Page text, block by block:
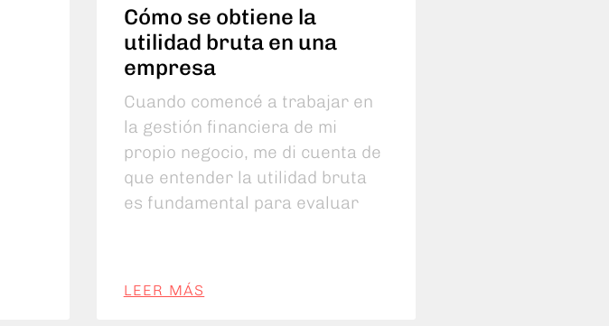
Cómo se obtiene la
utilidad bruta en una
empresa
Cuando comencé a trabajar en
la gestión financiera de mi
propio negocio, me di cuenta de
que entender la utilidad bruta
es fundamental para evaluar
LEER MÁS